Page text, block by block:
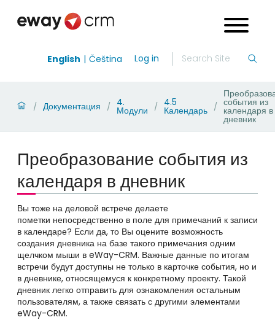
English Čeština Log in
/ Документация / 4.
Модули / 4.5
Календарь / события из
календаря в
дневник
Преобразование события из
календаря в дневник
Вы тоже на деловой встрече делаете
пометки непосредственно в поле для примечаний к записи
в календаре? Если да, то Вы оцените возможность
создания дневника на базе такого примечания одним
щелчком мыши в eWay-CRM. Важные данные по итогам
встречи будут доступны не только в карточке события, но и
в дневнике, относящемуся к конкретному проекту. Такой
дневник легко отправить для ознакомления остальным
пользователям, а также связать с другими элементами
eWay-CRM.